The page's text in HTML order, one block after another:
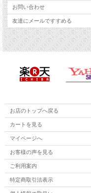
⇒ 曲
⇒ 寺
で、お急ぎの場合はお問合せく
お問い合わせ
友達にメールですすめる
お店のトップへ戻る
カートを見る
マイページへ
お客様の声を見る
ご利用案内
特定商取引法表示